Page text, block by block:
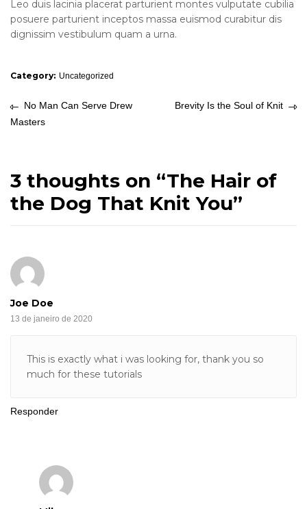
Leo duis lacinia placerat parturient montes vulputate cubilia
posuere parturient inceptos massa euismod curabitur dis
dignissim vestibulum quam a urna.
Category: Uncategorized
No Man Can Serve Drew
Masters
Brevity Is the Soul of Knit
3 thoughts on “The Hair of
the Dog That Knit You”
Joe Doe
13 de janeiro de 2020
This is exactly what i was looking for, thank you so
much for these tutorials
Responder